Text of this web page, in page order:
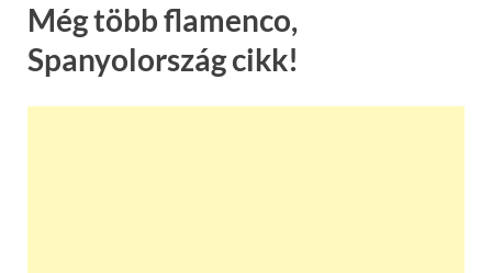
Még több flamenco,
Spanyolország cikk!